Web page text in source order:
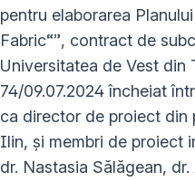
pentru elaborarea
Fabric“”, contract de
Universitatea de Vest
74/09.07.2024 încheiat
ca director de proiect din
Ilin, și membri de proiect
dr. Nastasia Sălăgean,